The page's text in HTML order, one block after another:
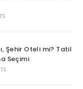
Şehir Oteli mi? Tatil
Seçimi